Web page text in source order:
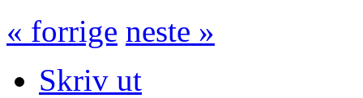
« forrige neste »
Skriv ut